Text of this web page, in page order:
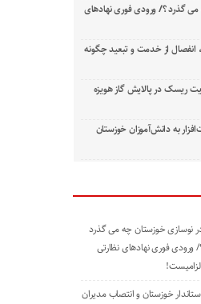
گذرد ؟/ ورودی فوری نهادهای
از خدمت و تبعید چگونه
ریسک در پالایش گاز هویزه
نوشت‌افزار به دانش‌آموزان خوزستان
نوسازی خوزستان چه می گذرد
ورودی فوری نهادهای نظارتی
خوزستان و انتصاب مدیران